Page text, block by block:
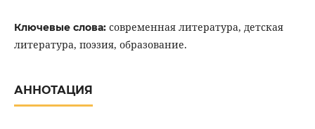
Ключевые слова: современная литература, детская
литература, поэзия, образование.
АННОТАЦИЯ